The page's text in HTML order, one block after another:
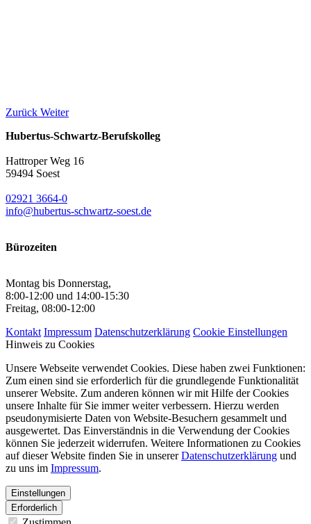
Zurück Weiter
Hubertus-Schwartz-Berufskolleg
Hattroper Weg 16
59494 Soest
02921 3664-0
info@hubertus-schwartz-soest.de
Bürozeiten
Montag bis Donnerstag,
8:00-12:00 und 14:00-15:30
Freitag, 08:00-12:00
Kontakt Impressum Datenschutzerklärung Cookie Einstellungen
Hinweis zu Cookies
Unsere Webseite verwendet Cookies. Diese haben zwei Funktionen:
Zum einen sind sie erforderlich für die grundlegende Funktionalität
unserer Website. Zum anderen können wir mit Hilfe der Cookies
unsere Inhalte für Sie immer weiter verbessern. Hierzu werden
pseudonymisierte Daten von Website-Besuchern gesammelt und
ausgewertet. Das Einverständnis in die Verwendung der Cookies
können Sie jederzeit widerrufen. Weitere Informationen zu Cookies
auf dieser Website finden Sie in unsererDatenschutzerklärung und
zu uns im Impressum.
Einstellungen
Erforderlich